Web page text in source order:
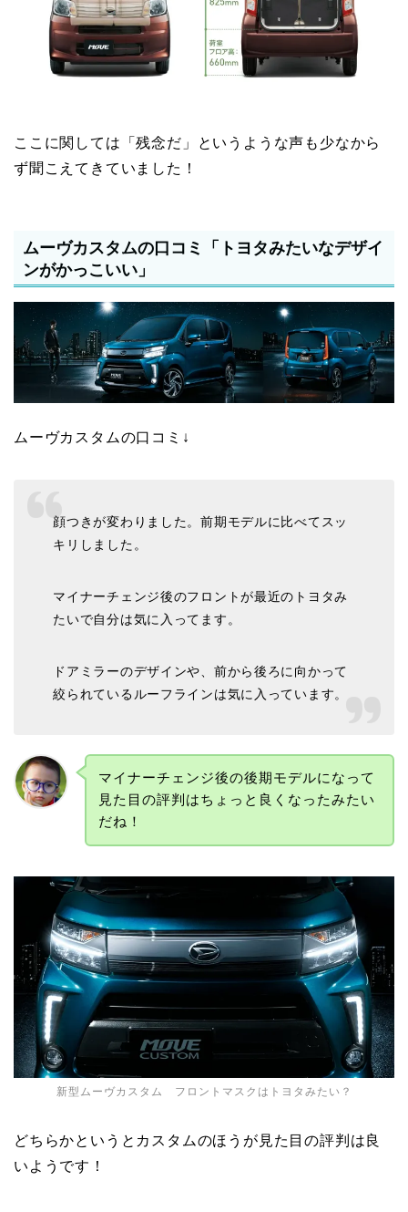
ここに関しては「残念だ」というような声も少なから
ず聞こえてきていました！
ムーヴカスタムの口コミ「トヨタみたいなデザイ
ンがかっこいい」
ムーヴカスタムの口コミ↓
顔つきが変わりました。前期モデルに比べてスッ
キリしました。
マイナーチェンジ後のフロントが最近のトヨタみ
たいで自分は気に入ってます。
ドアミラーのデザインや、前から後ろに向かって
絞られているルーフラインは気に入っています。
マイナーチェンジ後の後期モデルになって
見た目の評判はちょっと良くなったみたい
だね！
新型ムーヴカスタム フロントマスクはトヨタみたい？
どちらかというとカスタムのほうが見た目の評判は良
いようです！